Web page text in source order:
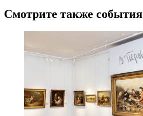
Смотрите также события